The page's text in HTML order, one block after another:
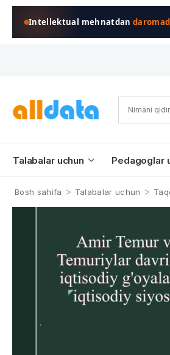
Intellektual mehnatdan
Talabalar uchun Pedagoglar
Bosh sahifa > Talabalar uchun >